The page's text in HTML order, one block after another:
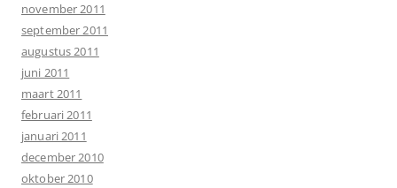
november 2011
september 2011
augustus 2011
juni 2011
maart 2011
februari 2011
januari 2011
december 2010
oktober 2010